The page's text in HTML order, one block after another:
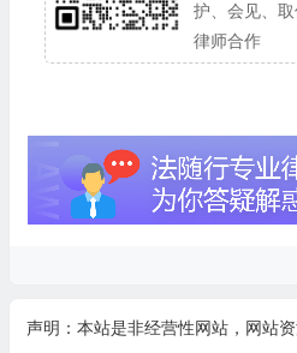
护、会见、
律师合作
声明：本站是非经营性网站，网站